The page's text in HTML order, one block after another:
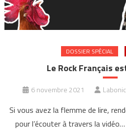
DOSSIER SPÉCIAL
Le Rock Français
6 novembre 2021
Si vous avez la flemme de lire,
pour l’écouter à travers la vidéo…